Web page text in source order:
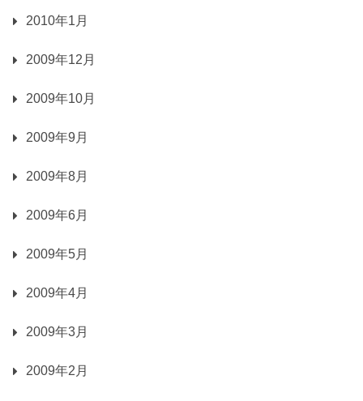
2010年1月
2009年12月
2009年10月
2009年9月
2009年8月
2009年6月
2009年5月
2009年4月
2009年3月
2009年2月